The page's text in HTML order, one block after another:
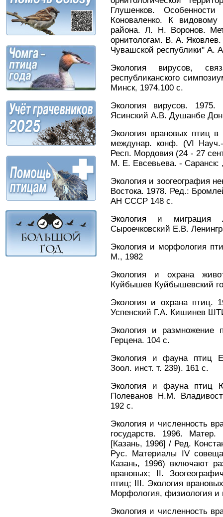
Глушенков.
Коноваленко. К видовому
района. Л. Н. Воронов.
орнитологам. В. А.
Чувашской республики" А.
Экология вирусов,
республиканского
Минск, 1974.100 с.
Экология вирусов.
Ясинский А.В. Душанбе
Экология врановых птиц
междунар. конф. (VI
Респ. Мордовия (24 - 27
М. Е. Евсевьева. - Саранск:
Экология и зоогеография
Востока. 1978. Ред.:
АН СССР 148 с.
Экология и
Сыроечковский Е.В.
Экология и морфология
М., 1982
Экология и охрана
Куйбышев Куйбышевский
Экология и охрана
Успенский Г.А. Кишинев
Экология и
Герцена. 104 с.
Экология и фауна птиц
Зоол. инст. т. 239). 161 с.
Экология и фауна птиц
Полеванов Н.М.
192 с.
Экология и численность
государств. 1996.
[Казань, 1996] / Ред.
Рус. Материалы IV
Казань, 1996) включают
врановых; II.
птиц; III. Экология
Морфология, физиология и
Экология и численность